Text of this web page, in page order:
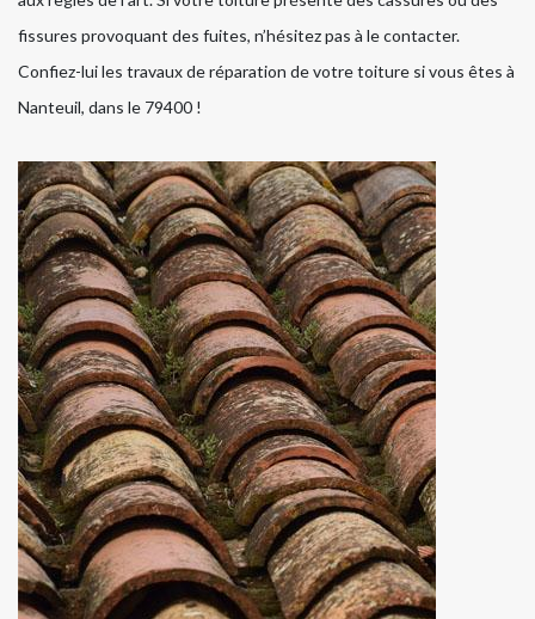
fissures provoquant des fuites, n’hésitez pas à le contacter.
Confiez-lui les travaux de réparation de votre toiture si vous êtes à
Nanteuil, dans le 79400 !